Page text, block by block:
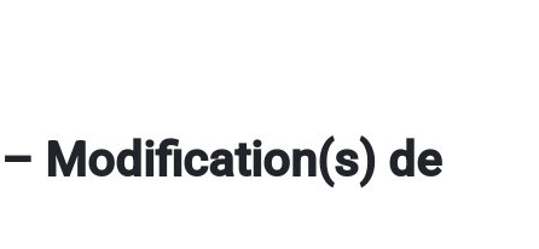
– Modification(s) de